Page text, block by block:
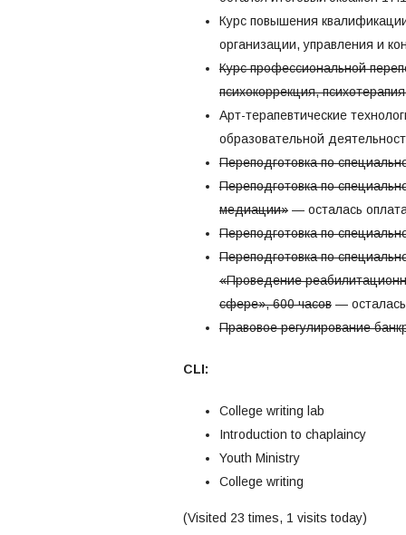
Курс повышения
организации, управления и
Курс профессиональной
психокоррекция,
Арт-терапевтические
образовательной
Переподготовка по
Переподготовка по
медиации» — осталась
Переподготовка по
Переподготовка по
«Проведение
сфере», 600 часов —
Правовое регулирование
CLI:
College writing lab
Introduction to chaplaincy
Youth Ministry
College writing
(Visited 23 times, 1 visits today)